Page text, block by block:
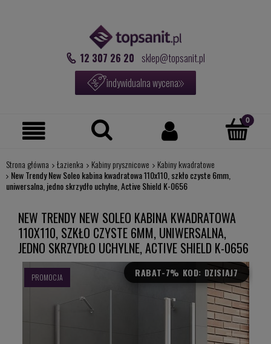
12 307 26 20 sklep@topsanit.pl
indywidualna wycena
Strona główna Łazienka Kabiny prysznicowe
Kabiny kwadratowe
New Trendy New Soleo kabina kwadratowa 110x110, szkło czyste 6mm,
uniwersalna, jedno skrzydło uchylne, Active Shield K-0656
NEW TRENDY NEW SOLEO KABINA KWADRATOWA
110X110, SZKŁO CZYSTE 6MM, UNIWERSALNA,
JEDNO SKRZYDŁO UCHYLNE, ACTIVE SHIELD K-0656
RABAT-7% KOD: DZISIAJ7
PROMOCJA